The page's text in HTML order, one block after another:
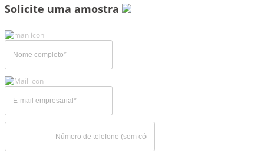
Solicite uma amostra